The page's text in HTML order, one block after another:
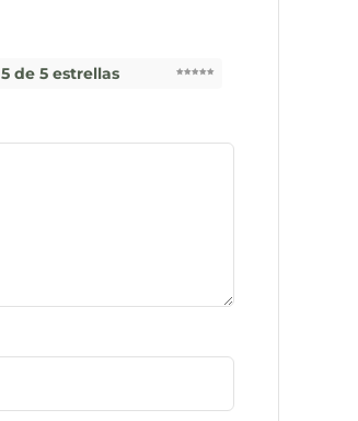
5 de 5 estrellas